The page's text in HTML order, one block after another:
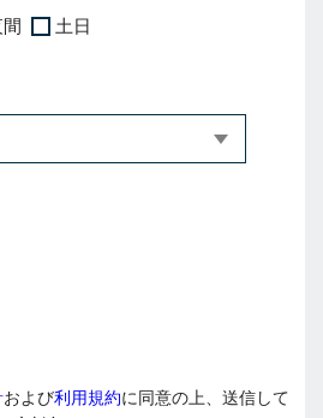
土日
および利用規約に同意の上、送信して